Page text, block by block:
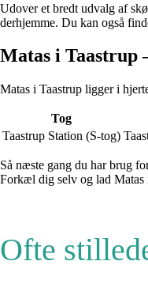
Udover et bredt udvalg af
derhjemme. Du kan også
Matas i Taastrup
Matas i Taastrup ligger i
Tog
Taastrup Station (S-tog)
Så næste gang du har brug
Forkæl dig selv og lad
Ofte